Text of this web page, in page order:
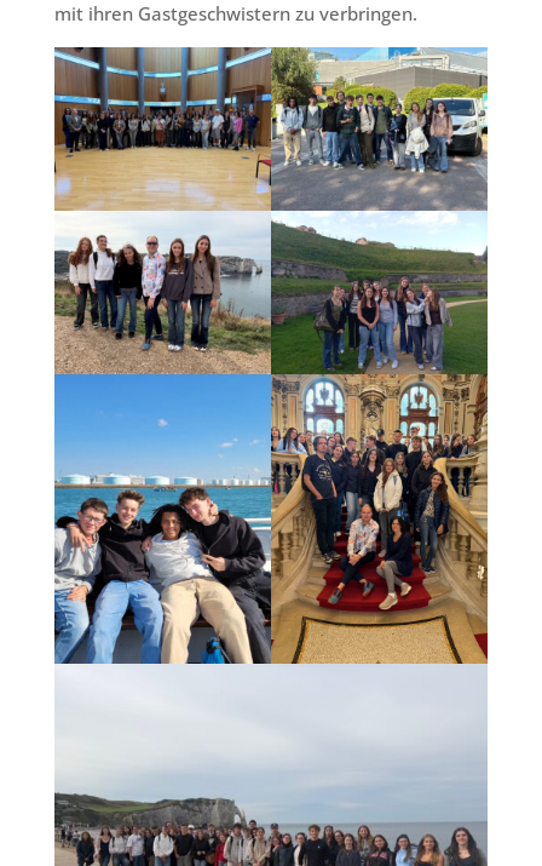
mit ihren Gastgeschwistern zu verbringen.